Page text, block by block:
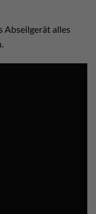
Abseilgerät alles